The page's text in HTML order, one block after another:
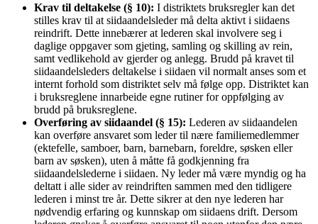
Krav til deltakelse (§ 10): I distriktets bruksregler kan det
stilles krav til at siidaandelsleder må delta aktivt i siidaens
reindrift. Dette innebærer at lederen skal involvere seg i
daglige oppgaver som gjeting, samling og skilling av rein,
samt vedlikehold av gjerder og anlegg. Brudd på kravet til
siidaandelsleders deltakelse i siidaen vil normalt anses som et
internt forhold som distriktet selv må følge opp. Distriktet kan
i bruksreglene innarbeide egne rutiner for oppfølging av
brudd på bruksreglene.
Overføring av siidaandel (§ 15): Lederen av siidaandelen
kan overføre ansvaret som leder til nære familiemedlemmer
(ektefelle, samboer, barn, barnebarn, foreldre, søsken eller
barn av søsken), uten å måtte få godkjenning fra
siidaandelslederne i siidaen. Ny leder må være myndig og ha
deltatt i alle sider av reindriften sammen med den tidligere
lederen i minst tre år. Dette sikrer at den nye lederen har
nødvendig erfaring og kunnskap om siidaens drift. Dersom